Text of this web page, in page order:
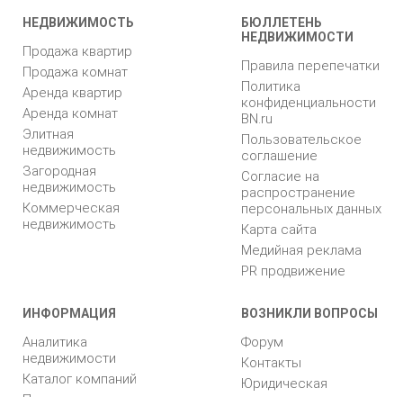
НЕДВИЖИМОСТЬ
Продажа квартир
Продажа комнат
Аренда квартир
Аренда комнат
Элитная
недвижимость
Загородная
недвижимость
Коммерческая
недвижимость
БЮЛЛЕТЕНЬ
НЕДВИЖИМОСТИ
Правила перепечатки
Политика
конфиденциальности
BN.ru
Пользовательское
соглашение
Согласие на
распространение
персональных данных
Карта сайта
Медийная реклама
PR продвижение
ИНФОРМАЦИЯ
Аналитика
недвижимости
Каталог компаний
ВОЗНИКЛИ ВОПРОСЫ
Форум
Контакты
Юридическая